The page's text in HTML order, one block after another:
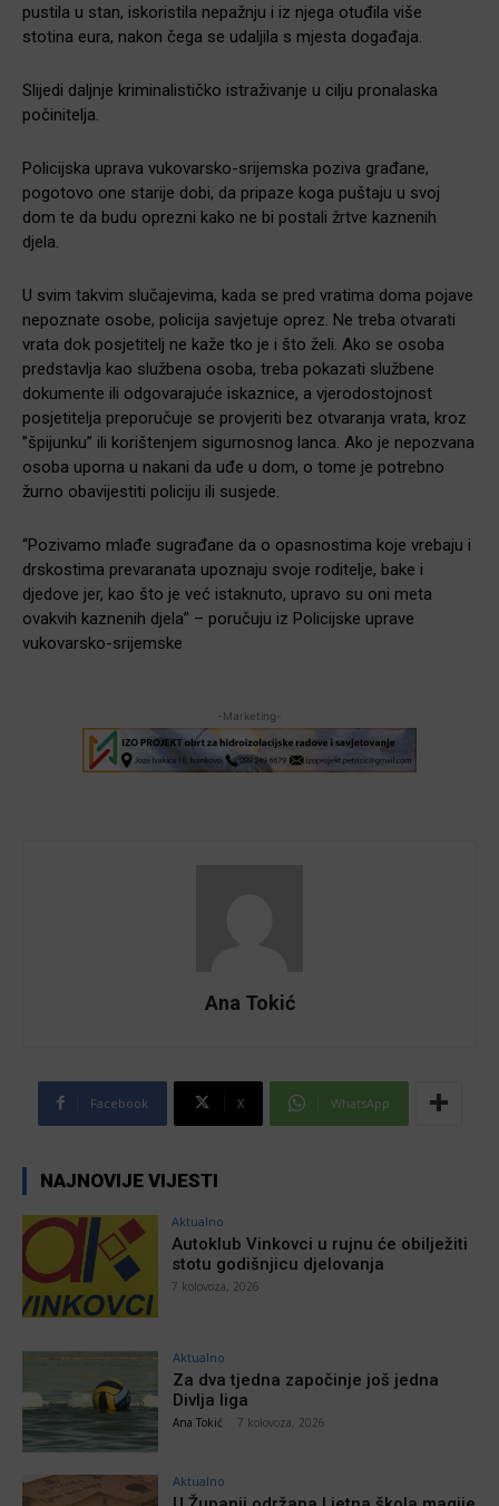
pustila u stan, iskoristila nepažnju i iz njega otuđila više
stotina eura, nakon čega se udaljila s mjesta događaja.
Slijedi daljnje kriminalističko istraživanje u cilju pronalaska
počinitelja.
Policijska uprava vukovarsko-srijemska poziva građane,
pogotovo one starije dobi, da pripaze koga puštaju u svoj
dom te da budu oprezni kako ne bi postali žrtve kaznenih
djela.
U svim takvim slučajevima, kada se pred vratima doma pojave
nepoznate osobe, policija savjetuje oprez. Ne treba otvarati
vrata dok posjetitelj ne kaže tko je i što želi. Ako se osoba
predstavlja kao službena osoba, treba pokazati službene
dokumente ili odgovarajuće iskaznice, a vjerodostojnost
posjetitelja preporučuje se provjeriti bez otvaranja vrata, kroz
”špijunku” ili korištenjem sigurnosnog lanca. Ako je nepozvana
osoba uporna u nakani da uđe u dom, o tome je potrebno
žurno obavijestiti policiju ili susjede.
“Pozivamo mlađe sugrađane da o opasnostima koje vrebaju i
drskostima prevaranata upoznaju svoje roditelje, bake i
djedove jer, kao što je već istaknuto, upravo su oni meta
ovakvih kaznenih djela” – poručuju iz Policijske uprave
vukovarsko-srijemske
-Marketing-
Ana Tokić
Facebook X WhatsApp
NAJNOVIJE VIJESTI
Aktualno
Autoklub Vinkovci u rujnu će obilježiti
stotu godišnjicu djelovanja
7 kolovoza, 2026
Aktualno
Za dva tjedna započinje još jedna
Divlja liga
Ana Tokić 7 kolovoza, 2026
Aktualno